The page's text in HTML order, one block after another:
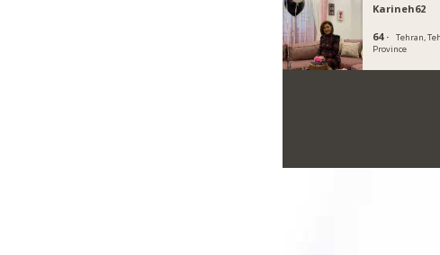
Karineh62
64 ·
Tehran,
Province